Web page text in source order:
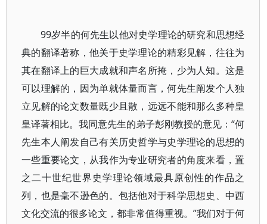
99岁半的何先生以他对史学理论的研究和思想经
典的翻译著称，他关于史学理论的精彩见解，往往为
其在翻译上的巨大成就和声名所掩，少为人知。这是
可以理解的，因为单就体量而言，何先生阐发个人独
立见解的论文数量既少且散，远远不能和那么多种皇
皇译著相比。我同意先生的弟子彭刚教授的意见：“何
先生本人阐发自己有关历史哲学与史学理论的思想的
一些重要论文，从我作为专业研究者的角度来看，置
之二十世纪世界史学理论领域最具原创性的作品之
列，也是毫不逊色的。包括他对于科学思想史、中西
文化交流的很多论文，都非常值得重视。”我们对于何